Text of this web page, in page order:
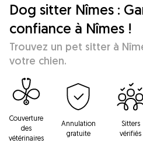
Dog sitter Nîmes :
confiance à Nîmes !
Trouvez un pet sitter à
votre chien.
Couverture
des
vétérinaires
Annulation
gratuite
Sitters
vérifiés